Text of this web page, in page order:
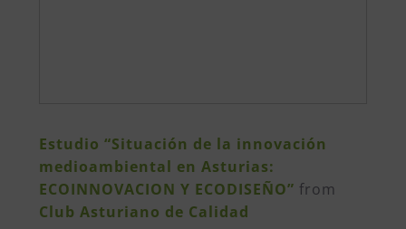
Estudio “Situación de la innovación
medioambiental en Asturias:
ECOINNOVACION Y ECODISEÑO” from
Club Asturiano de Calidad